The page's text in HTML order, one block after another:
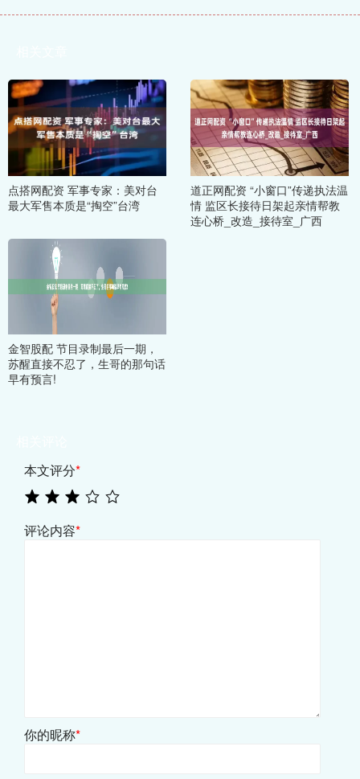
点搭网配资 军事专家：美对台
最大军售本质是“掏空”台湾
道正网配资 “小窗口”传递执法温
情 监区长接待日架起亲情帮教
连心桥_改造_接待室_广西
金智股配 节目录制最后一期，
苏醒直接不忍了，生哥的那句话
早有预言!
本文评分*
评论内容*
你的昵称*